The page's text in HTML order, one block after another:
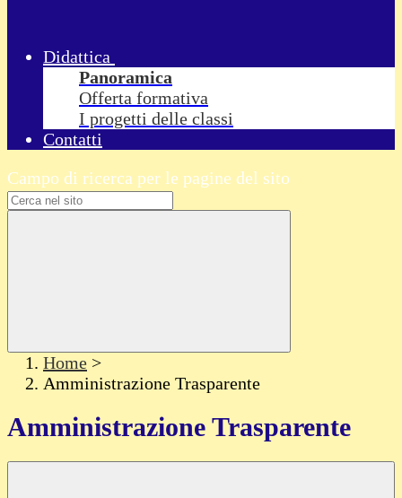
Didattica
Panoramica
Offerta formativa
I progetti delle classi
Contatti
Campo di ricerca per le pagine del sito
Home >
Amministrazione Trasparente
Amministrazione Trasparente